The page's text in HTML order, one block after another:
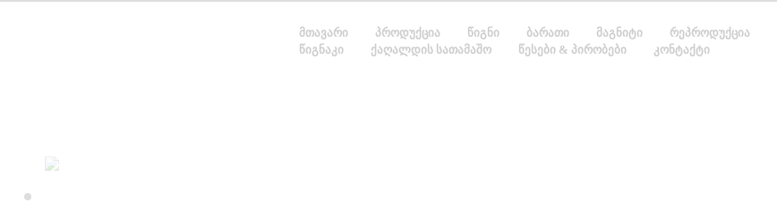
ᲛᲗᲐᲕᲐᲠᲘ ᲞᲠᲝᲓᲣᲥᲪᲘᲐ ᲬᲘᲒᲜᲘ ᲑᲐᲠᲐᲗᲘ ᲛᲐᲒᲜᲘᲢᲘ ᲠᲔᲞᲠᲝᲓᲣᲥᲪᲘᲐ
ᲬᲘᲒᲜᲐᲙᲘ
ᲥᲐᲦᲐᲚᲓᲘᲡ ᲡᲐᲗᲐᲛᲐᲨᲝ ᲬᲔᲡᲔᲑᲘ & ᲞᲘᲠᲝᲑᲔᲑᲘ ᲙᲝᲜᲢᲐᲥᲢᲘ